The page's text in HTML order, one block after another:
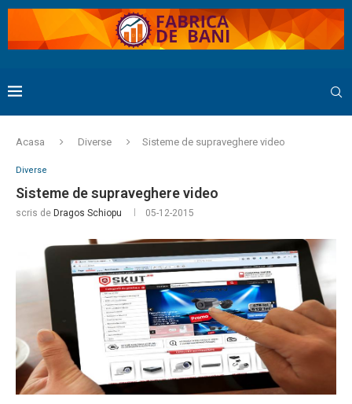
Acasa Diverse Sisteme de supraveghere video
Diverse
Sisteme de supraveghere video
scris de Dragos Schiopu 05-12-2015